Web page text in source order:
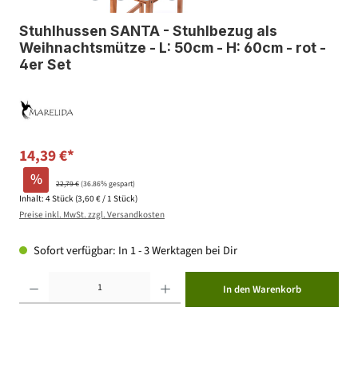
Stuhlhussen SANTA - Stuhlbezug als
Weihnachtsmütze - L: 50cm - H: 60cm - rot -
4er Set
14,39 €*
% 22,79 €(36.86% gespart)
Inhalt: 4 Stück (3,60 € / 1 Stück)
Preise inkl. MwSt. zzgl. Versandkosten
Sofort verfügbar: In 1 - 3 Werktagen bei Dir
In den Warenkorb